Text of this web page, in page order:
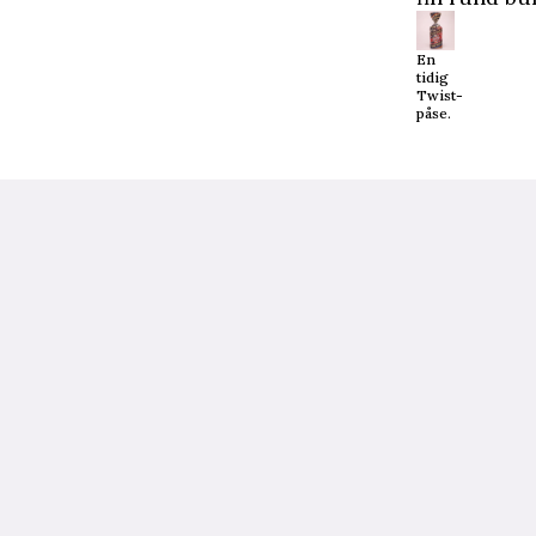
En
tidig
Twist-
påse.